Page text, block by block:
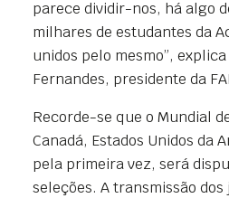
parece dividir-nos, há algo
milhares de estudantes da
unidos pelo mesmo”,
Fernandes, presidente da
Recorde-se que o Mundial
Canadá, Estados Unidos da
pela primeira vez, será
seleções. A transmissão dos